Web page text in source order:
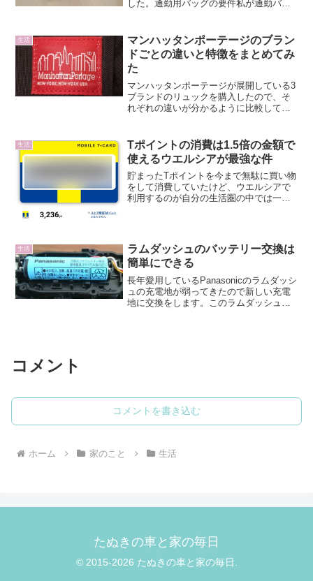
した。通勤用バッグの要件私が通勤バッ
プ・A4のファイルやノートパソコンが問
題なく入るとくにバックのフ...
生活
マンハッタンポーテージのブラン
ドごとの違いと特徴をまとめてみ
た
マンハッタンポーテージが展開している3
ブランドのリュックを購入したので、そ
れぞれの違いが分かるように比較してま
ージと言えばこの赤いマンハッタンのビ
ルを描いたロゴです。メ...
生活
Tポイントの消費は1.5倍の金額で
使えるウエルシアが最強な件
貯まったTポイントを今まで無駄に買い物
をして消費していたけど、ウエルシアで
利用するのが自分の生活圏の中では一番
です。例えばウエルシ...
生活
ラムダッシュのバッテリー交換は
簡単にできる
長年愛用しているPanasonicのラムダッシ
ュの充電地が弱ってきたので新しい充電
地に交換をします。このラムダッシュは
コメント
コメントを書き込む
ホーム 家のこと 生活
たぬきの車と家の毎日
© 2015-2026 たぬきの車と家の毎日.